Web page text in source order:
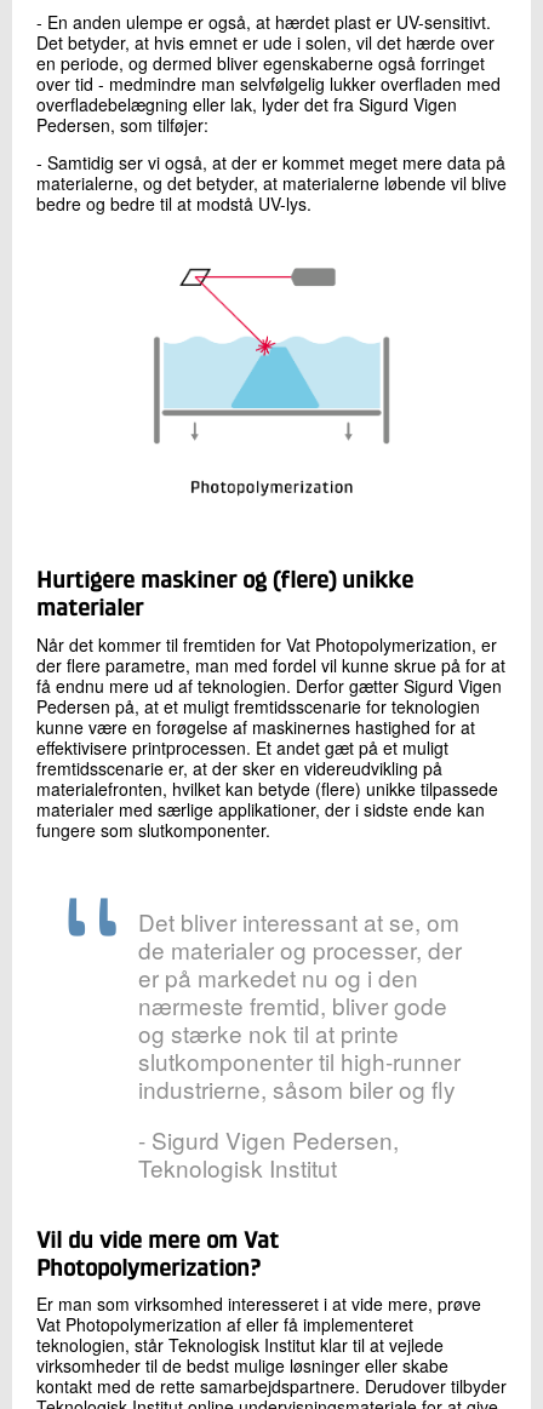
- En anden ulempe er også, at hærdet plast er UV-sensitivt.
Det betyder, at hvis emnet er ude i solen, vil det hærde over
en periode, og dermed bliver egenskaberne også forringet
over tid - medmindre man selvfølgelig lukker overfladen med
overfladebelægning eller lak, lyder det fra Sigurd Vigen
Pedersen, som tilføjer:
- Samtidig ser vi også, at der er kommet meget mere data på
materialerne, og det betyder, at materialerne løbende vil blive
bedre og bedre til at modstå UV-lys.
Hurtigere maskiner og (flere) unikke
materialer
Når det kommer til fremtiden for Vat Photopolymerization, er
der flere parametre, man med fordel vil kunne skrue på for at
få endnu mere ud af teknologien. Derfor gætter Sigurd Vigen
Pedersen på, at et muligt fremtidsscenarie for teknologien
kunne være en forøgelse af maskinernes hastighed for at
effektivisere printprocessen. Et andet gæt på et muligt
fremtidsscenarie er, at der sker en videreudvikling på
materialefronten, hvilket kan betyde (flere) unikke tilpassede
materialer med særlige applikationer, der i sidste ende kan
fungere som slutkomponenter.
Det bliver interessant at se, om
de materialer og processer, der
er på markedet nu og i den
nærmeste fremtid, bliver gode
og stærke nok til at printe
slutkomponenter til high-runner
industrierne, såsom biler og fly
- Sigurd Vigen Pedersen,
Teknologisk Institut
Vil du vide mere om Vat
Photopolymerization?
Er man som virksomhed interesseret i at vide mere, prøve
Vat Photopolymerization af eller få implementeret
teknologien, står Teknologisk Institut klar til at vejlede
virksomheder til de bedst mulige løsninger eller skabe
kontakt med de rette samarbejdspartnere. Derudover tilbyder